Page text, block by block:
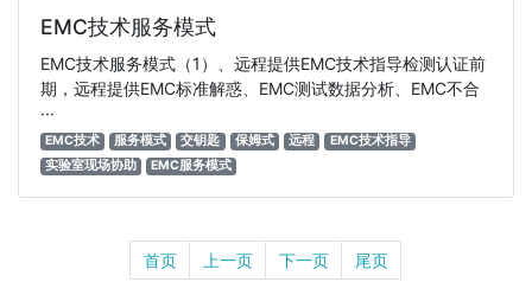
EMC技术服务模式
EMC技术服务模式（1）、远程提供EMC技术指导检测认证前
期，远程提供EMC标准解惑、EMC测试数据分析、EMC不合
···
EMC技术 服务模式 交钥匙 保姆式 远程
EMC技术指导
实验室现场协助
EMC服务模式
首页 上一页 下一页 尾页